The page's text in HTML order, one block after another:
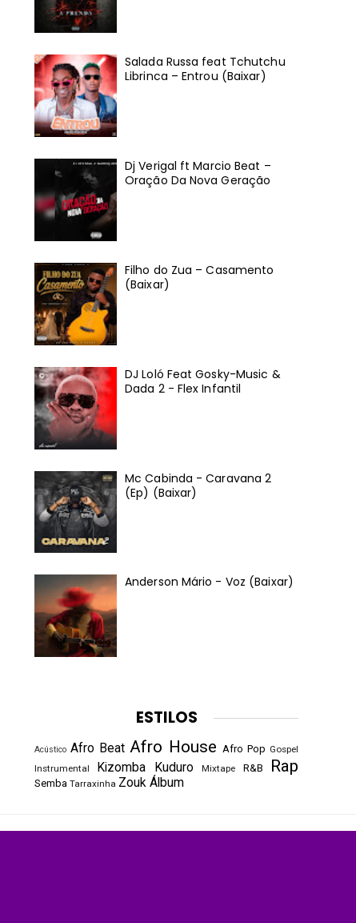
Salada Russa feat Tchutchu
Librinca – Entrou (Baixar)
Dj Verigal ft Marcio Beat –
Oração Da Nova Geração
Filho do Zua – Casamento
(Baixar)
DJ Loló Feat Gosky-Music &
Dada 2 - Flex Infantil
Mc Cabinda - Caravana 2
(Ep) (Baixar)
Anderson Mário - Voz (Baixar)
ESTILOS
Acústico Afro Beat Afro House Afro Pop Gospel
Instrumental
Kizomba Kuduro Mixtape R&B Rap
Semba Tarraxinha Zouk Álbum